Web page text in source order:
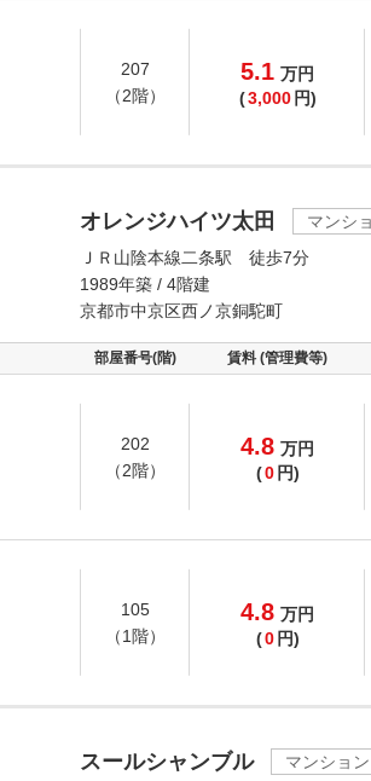
207
（2階）
5.1 万円
(3,000 円)
オレンジハイツ太田
マンシ
ＪＲ山陰本線二条駅 徒歩7分
1989年築 / 4階建
京都市中京区西ノ京銅駝町
部屋番号(階) 賃料 (管理費等)
202
（2階）
4.8 万円
(0 円)
105
（1階）
4.8 万円
(0 円)
スールシャンブル
マンション